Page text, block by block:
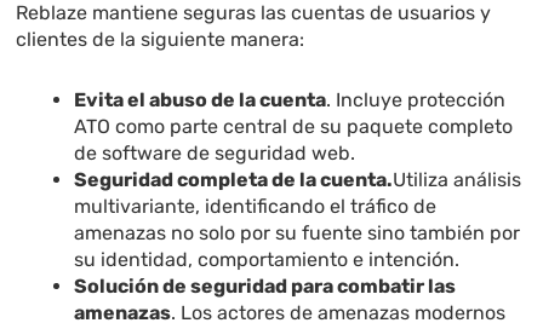
Reblaze mantiene seguras las cuentas de usuarios y
clientes de la siguiente manera:
Evita el abuso de la cuenta. Incluye protección
ATO como parte central de su paquete completo
de software de seguridad web.
Seguridad completa de la cuenta.Utiliza análisis
multivariante, identificando el tráfico de
amenazas no solo por su fuente sino también por
su identidad, comportamiento e intención.
Solución de seguridad para combatir las
amenazas. Los actores de amenazas modernos